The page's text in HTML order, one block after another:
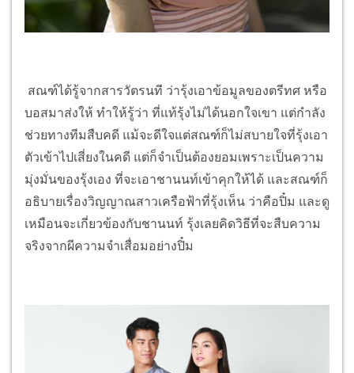
สณฑ์ได้รู้จากสารวัตรนที ว่ารุ้งเอาข้อมูลของตรีทศ หรือ
บอสมาส่งให้ ทำให้รู้ว่า ที่แท้รุ้งไม่ได้นอกใจเขา แต่กำลัง
ช่วยทางทีมสืบคดี แม้จะดีใจแต่สณฑ์ก็ไม่สบายใจที่รุ้งเอา
ตัวเข้าไปเสี่ยงในคดี แต่ก็จำเป็นต้องยอมเพราะเป็นความ
มุ่งมั่นของรุ้งเอง ที่จะเอาชานนท์เข้าคุกให้ได้ และสณฑ์ก็
อธิบายเรื่องวิญญาณสาวเครือฟ้าที่รุ้งเห็น ว่าคือปิ๋ม และดู
เหมือนจะเกี่ยวข้องกับชานนท์ รุ้งเลยคิดวิธีที่จะสืบความ
จริงจากผีความจำเสื่อมอย่างปิ๋ม